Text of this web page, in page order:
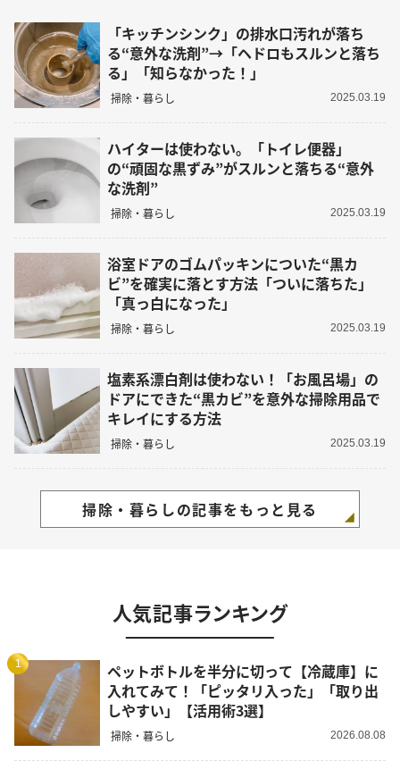
「キッチンシンク」の排水口汚れが落ち
る“意外な洗剤”→「ヘドロもスルンと落ち
る」「知らなかった！」
掃除・暮らし 2025.03.19
ハイターは使わない。「トイレ便器」
の“頑固な黒ずみ”がスルンと落ちる“意外
な洗剤”
掃除・暮らし 2025.03.19
浴室ドアのゴムパッキンについた“黒カ
ビ”を確実に落とす方法「ついに落ちた」
「真っ白になった」
掃除・暮らし 2025.03.19
塩素系漂白剤は使わない！「お風呂場」の
ドアにできた“黒カビ”を意外な掃除用品で
キレイにする方法
掃除・暮らし 2025.03.19
掃除・暮らしの記事をもっと見る
人気記事ランキング
1
ペットボトルを半分に切って【冷蔵庫】に
入れてみて！「ピッタリ入った」「取り出
しやすい」【活用術3選】
掃除・暮らし 2026.08.08